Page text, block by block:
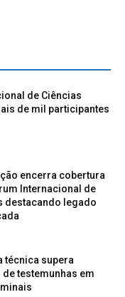
de Ciências
de mil participantes
encerra cobertura
Internacional de
destacando legado
técnica supera
testemunhas em